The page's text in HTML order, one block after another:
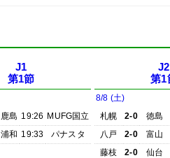
J1
第1節
鹿島 19:26 MUFG国立
浦和 19:33
パナスタ
J2
第1
8/8 (土)
札幌
2-0
徳島
八戸
2-0
富山
藤枝
2-0
仙台